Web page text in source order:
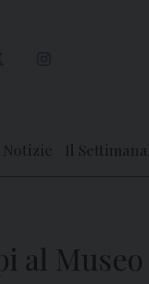
Notizie Il
al